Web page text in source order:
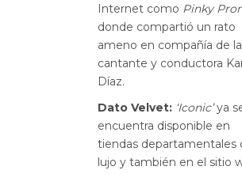
Internet como Pinky
donde compartió un rato
ameno en compañía de la
cantante y conductora
Díaz.
Dato Velvet: ‘Iconic’ya
encuentra disponible en
tiendas departamentales
lujo y también en el sitio